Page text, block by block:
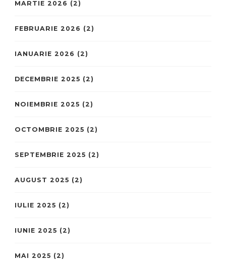
MARTIE 2026 (2)
FEBRUARIE 2026 (2)
IANUARIE 2026 (2)
DECEMBRIE 2025 (2)
NOIEMBRIE 2025 (2)
OCTOMBRIE 2025 (2)
SEPTEMBRIE 2025 (2)
AUGUST 2025 (2)
IULIE 2025 (2)
IUNIE 2025 (2)
MAI 2025 (2)